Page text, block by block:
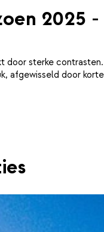
2025
sterke
afgewisseld door